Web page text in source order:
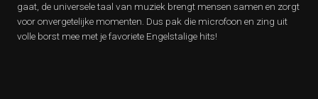
gaat, de universele taal van muziek brengt mensen samen en zorgt
voor onvergetelijke momenten. Dus pak die microfoon en zing uit
volle borst mee met je favoriete Engelstalige hits!